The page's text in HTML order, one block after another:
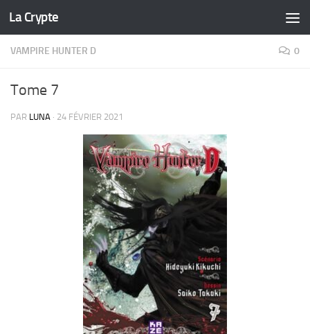
Skip to content
La Crypte
VAMPIRE HUNTER D 0
Tome 7
PAR LUNA · 24 FÉVRIER 2021